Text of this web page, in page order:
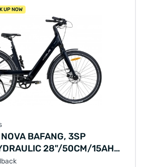
UP NOW
BAFANG, 3SP
28"/50CM/15AH